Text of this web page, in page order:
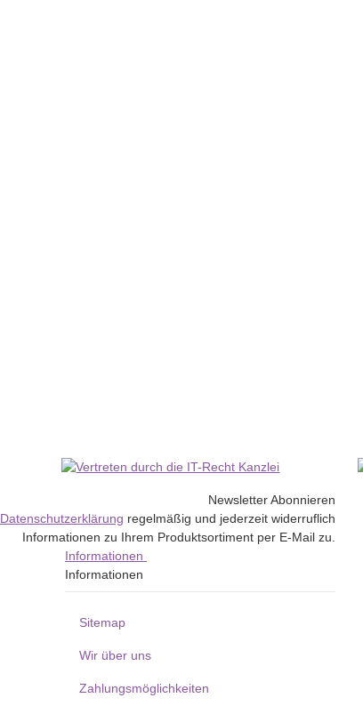
Newsletter Abonnieren
Datenschutzerklärung regelmäßig und jederzeit widerruflich
Informationen zu Ihrem Produktsortiment per E-Mail zu.
Informationen
Informationen
Sitemap
Wir über uns
Zahlungsmöglichkeiten